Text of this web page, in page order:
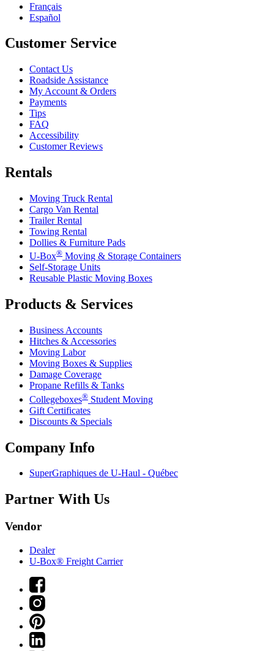
Français
Español
Customer Service
Contact Us
Roadside Assistance
My Account & Orders
Payments
Tips
FAQ
Accessibility
Customer Reviews
Rentals
Moving Truck Rental
Cargo Van Rental
Trailer Rental
Towing Rental
Dollies & Furniture Pads
U-Box® Moving & Storage Containers
Self-Storage Units
Reusable Plastic Moving Boxes
Products & Services
Business Accounts
Hitches & Accessories
Moving Labor
Moving Boxes & Supplies
Damage Coverage
Propane Refills & Tanks
Collegeboxes® Student Moving
Gift Certificates
Discounts & Specials
Company Info
SuperGraphiques de U-Haul - Québec
Partner With Us
Vendor
Dealer
U-Box® Freight Carrier